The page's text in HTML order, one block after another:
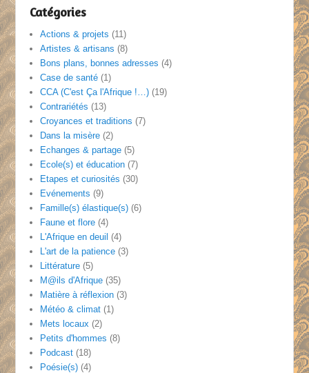
des
Catégories
Actions & projets (11)
Artistes & artisans (8)
Bons plans, bonnes adresses (4)
Case de santé (1)
CCA (C'est Ça l'Afrique !…) (19)
Contrariétés (13)
Croyances et traditions (7)
Dans la misère (2)
Echanges & partage (5)
Ecole(s) et éducation (7)
Etapes et curiosités (30)
Evénements (9)
Famille(s) élastique(s) (6)
Faune et flore (4)
L'Afrique en deuil (4)
L'art de la patience (3)
Littérature (5)
M@ils d'Afrique (35)
Matière à réflexion (3)
Météo & climat (1)
Mets locaux (2)
Petits d'hommes (8)
Podcast (18)
Poésie(s) (4)